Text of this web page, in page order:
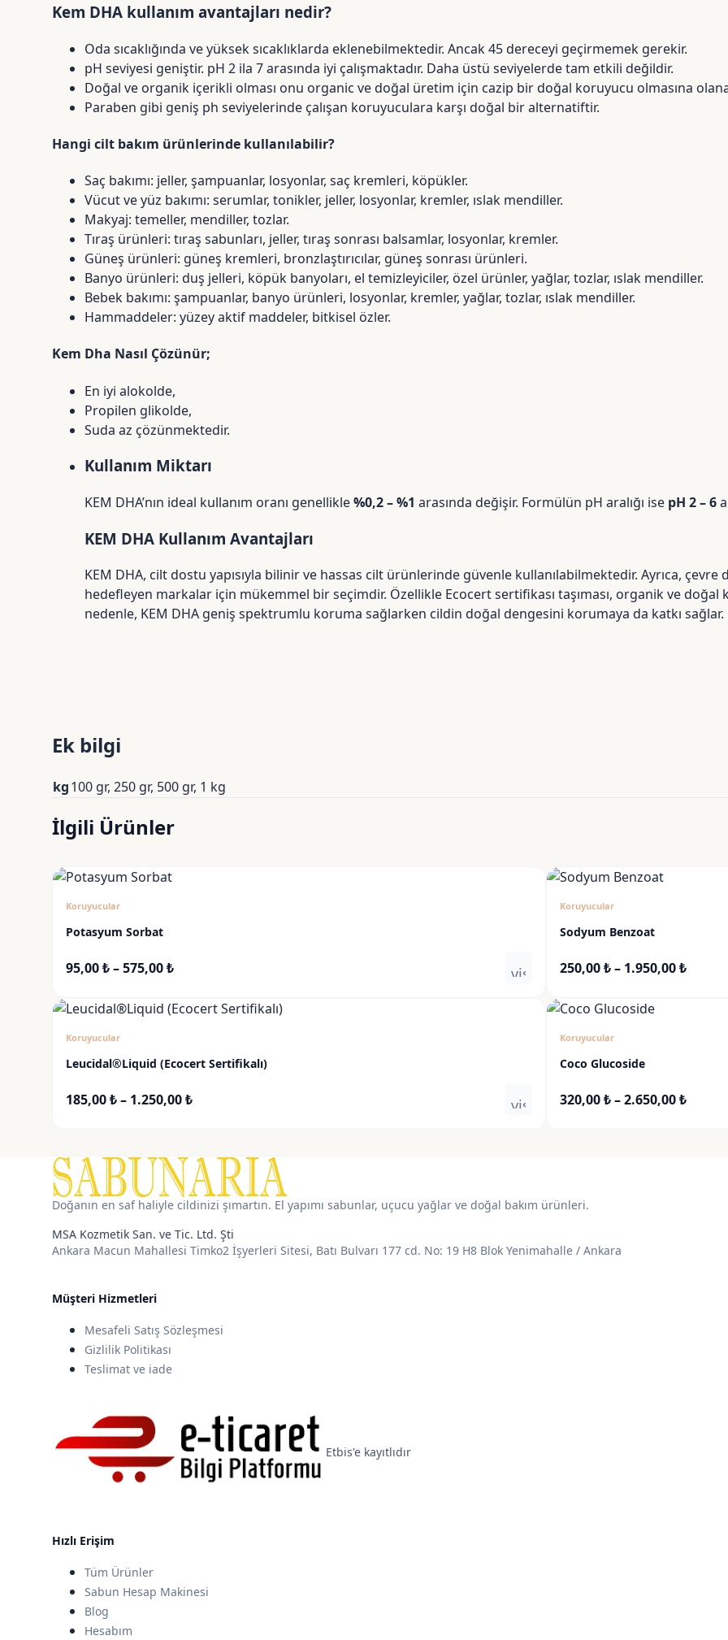
Kem DHA kullanım avantajları nedir?
Oda sıcaklığında ve yüksek sıcaklıklarda eklenebilmektedir. Ancak 45 dereceyi geçirmemek gerekir.
pH seviyesi geniştir. pH 2 ila 7 arasında iyi çalışmaktadır. Daha üstü seviyelerde tam etkili değildir.
Doğal ve organik içerikli olması onu organic ve doğal üretim için cazip bir doğal koruyucu olmasına
Paraben gibi geniş ph seviyelerinde çalışan koruyuculara karşı doğal bir alternatiftir.
Hangi cilt bakım ürünlerinde kullanılabilir?
Saç bakımı: jeller, şampuanlar, losyonlar, saç kremleri, köpükler.
Vücut ve yüz bakımı: serumlar, tonikler, jeller, losyonlar, kremler, ıslak mendiller.
Makyaj: temeller, mendiller, tozlar.
Tıraş ürünleri: tıraş sabunları, jeller, tıraş sonrası balsamlar, losyonlar, kremler.
Güneş ürünleri: güneş kremleri, bronzlaştırıcılar, güneş sonrası ürünleri.
Banyo ürünleri: duş jelleri, köpük banyoları, el temizleyiciler, özel ürünler, yağlar, tozlar, ıslak mendiller.
Bebek bakımı: şampuanlar, banyo ürünleri, losyonlar, kremler, yağlar, tozlar, ıslak mendiller.
Hammaddeler: yüzey aktif maddeler, bitkisel özler.
Kem Dha Nasıl Çözünür;
En iyi alokolde,
Propilen glikolde,
Suda az çözünmektedir.
Kullanım Miktarı
KEM DHA’nın ideal kullanım oranı genellikle%0,2 – %1 arasında değişir. Formülün pH aralığı ise pH 2 – 6
KEM DHA Kullanım Avantajları
KEM DHA, cilt dostu yapısıyla bilinir ve hassas cilt ürünlerinde güvenle kullanılabilmektedir. Ayrıca,
hedefleyen markalar için mükemmel bir seçimdir. Özellikle Ecocert sertifikası taşıması, organik ve
nedenle, KEM DHA geniş spektrumlu koruma sağlarken cildin doğal dengesini korumaya da katkı sağlar.
Ek bilgi
kg100 gr, 250 gr, 500 gr, 1 kg
İlgili Ürünler
Koruyucular
Potasyum Sorbat
95,00₺–575,00₺Fiyat
95,00 ₺
visibility
Koruyucular
Sodyum Benzoat
250,00₺– 1.950,00₺Fiyat
Koruyucular
Leucidal®Liquid (Ecocert Sertifikalı)
185,00₺– 1.250,00₺Fiyat
1.250,00 ₺
visibility
Koruyucular
Coco Glucoside
320,00₺–2.650,00₺Fiyat
Doğanın en saf haliyle cildinizi şımartın. El yapımı sabunlar, uçucu yağlar ve doğal bakım ürünleri.
MSA Kozmetik San. ve Tic. Ltd. Şti
Ankara Macun Mahallesi Timko2 İşyerleri Sitesi, Batı Bulvarı 177 cd. No: 19 H8 Blok Yenimahalle / Ankara
Müşteri Hizmetleri
Mesafeli Satış Sözleşmesi
Gizlilik Politikası
Teslimat ve iade
Etbis'e kayıtlıdır
Hızlı Erişim
Tüm Ürünler
Sabun Hesap Makinesi
Blog
Hesabım